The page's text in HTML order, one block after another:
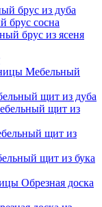
брус из дуба
брус сосна
брус из ясеня
Мебельный
щит из дуба
щит из
щит из
щит из бука
Обрезная доска